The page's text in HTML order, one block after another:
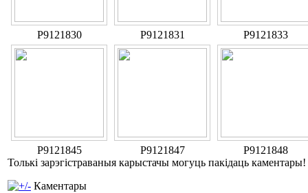
P9121830 P9121831 P9121833
P9121845 P9121847
P9121848
Толькі зарэгістраваныя карыстачы могуць пакідаць каментары!
Каментары